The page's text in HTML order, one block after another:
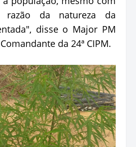
da natureza da
disse o Major PM
da 24ª CIPM.